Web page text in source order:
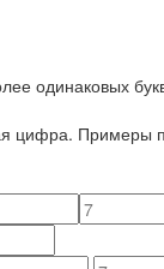
одинаковых
цифра. Примеры